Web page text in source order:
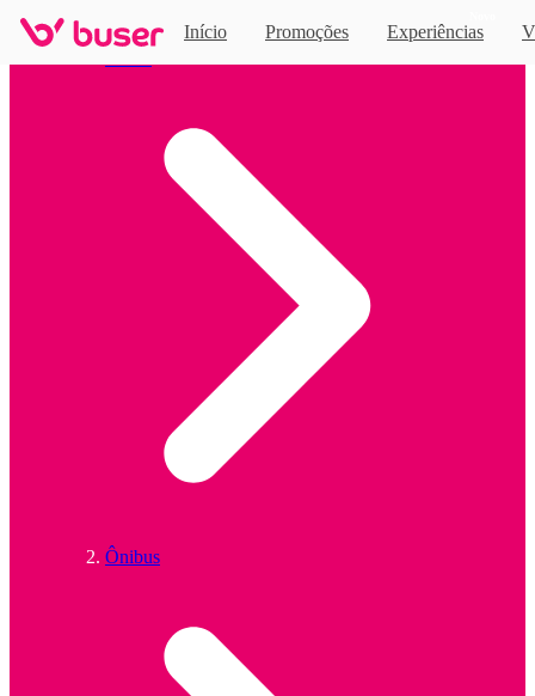
Início Promoções Experiências
Ônibus